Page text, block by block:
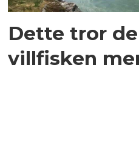
Dette tror
villfisken